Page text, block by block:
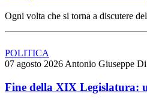
Ogni volta che si torna a discutere
POLITICA
07 agosto 2026Antonio Giuseppe
Fine della XIX Legislatura: